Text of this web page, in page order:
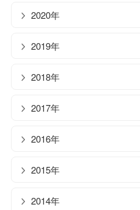
2020年
2019年
2018年
2017年
2016年
2015年
2014年